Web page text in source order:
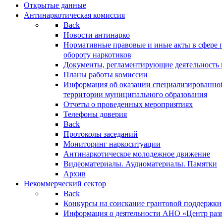
Открытые данные
Антинаркотическая комиссия
Back
Новости антинарко
Нормативные правовые и иные акты в сфере
обороту наркотиков
Документы, регламентирующие деятельность
Планы работы комиссии
Информация об оказании
территории муниципального образования
Отчеты о проведенных мероприятиях
Телефоны доверия
Back
Протоколы заседаний
Мониторинг наркоситуации
Антинаркотическое молодежное движение
Видеоматериалы. Аудиоматериалы. Памятки
Архив
Некоммерческий сектор
Back
Конкурсы на соискание грантовой поддержки
Информация о деятельности АНО «Центр